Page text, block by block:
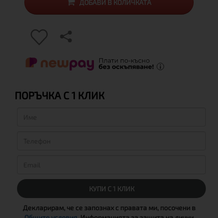
ДОБАВИ В КОЛИЧКАТА
ПОРЪЧКА С 1 КЛИК
КУПИ С 1 КЛИК
Декларирам, че се запознах с правата ми, посочени в